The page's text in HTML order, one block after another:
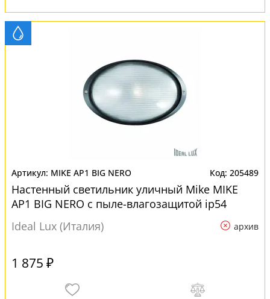
MIKE AP1 BIG NERO 205489
Настенный светильник уличный Mike MIKE
AP1 BIG NERO с пыле-влагозащитой ip54
Ideal Lux (Италия)
архив
1 875 ₽